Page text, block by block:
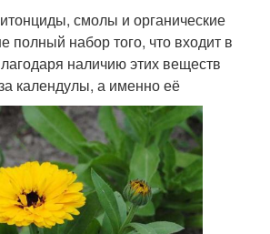
смолы и органические
полный набор того, что входит в
наличию этих веществ
календулы, а именно её